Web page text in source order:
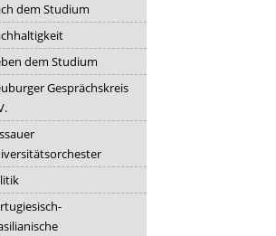
dem Studium
dem Studium
Gesprächskreis